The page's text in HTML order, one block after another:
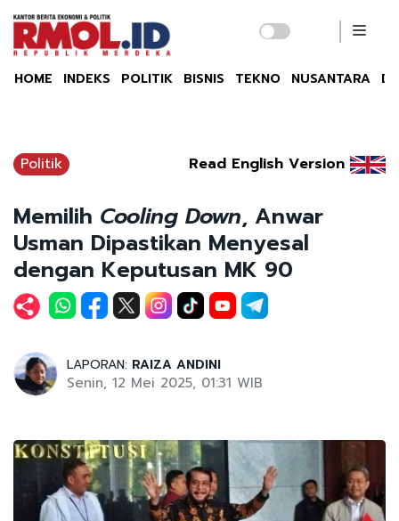
HOME INDEKS POLITIK BISNIS TEKNO NUSANTARA
Politik Read English Version
Memilih Cooling Down, Anwar
Usman Dipastikan Menyesal
dengan Keputusan MK 90
LAPORAN: RAIZA ANDINI
Senin, 12 Mei 2025, 01:31 WIB